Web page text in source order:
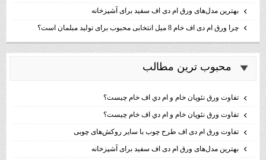
بهترین مدل‌های ورق ام دی اف سفید برای آشپزخانه
چرا ورق ام دی اف خام 8 میل انتخابی محبوب برای تولید مبلمان است؟
محبوب ترين مطالب
تفاوت ورق نئوپان خام و ام دي اف خام چيست؟
تفاوت ورق نئوپان خام و ام دي اف خام چيست؟
تفاوت ورق ام دی اف طرح چوب با سایر روکش‌های چوبی
بهترین مدل‌های ورق ام دی اف سفید برای آشپزخانه